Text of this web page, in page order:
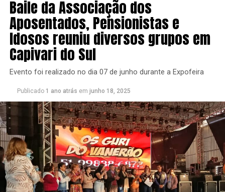
Baile da Associação dos
Aposentados, Pensionistas e
Idosos reuniu diversos grupos em
Capivari do Sul
Evento foi realizado no dia 07 de junho durante a Expofeira
Publicado 1 ano atrás em junho 18, 2025